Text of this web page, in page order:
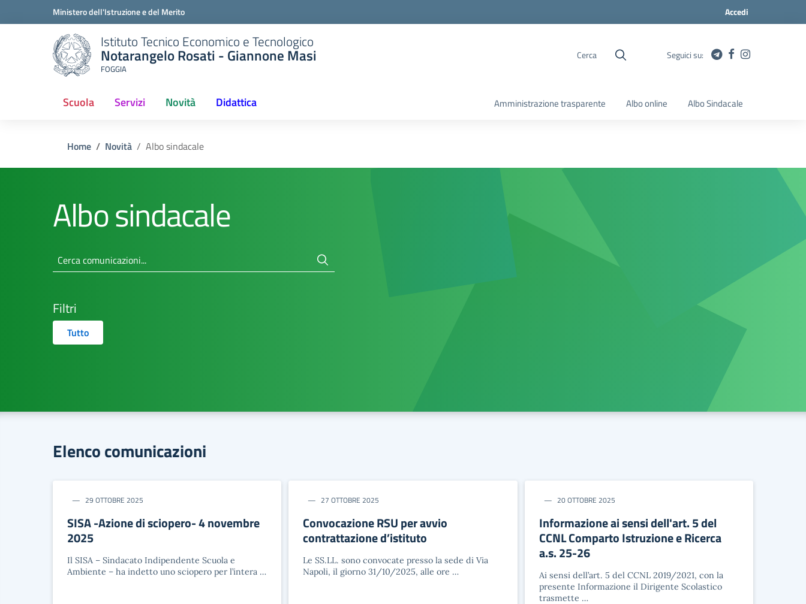
Ministero dell'Istruzione e del Merito Accedi
Istituto Tecnico Economico e Tecnologico
Notarangelo Rosati - Giannone Masi
FOGGIA
Cerca Seguici su:
Scuola Servizi Novità
(current) Didattica Amministrazione trasparente Albo online Albo Sindacale
Home Novità Albo sindacale
Albo sindacale
Cerca comunicazioni...
Filtri
Tutto
Elenco comunicazioni
29 OTTOBRE 2025
SISA -Azione di sciopero- 4 novembre
2025
Il SISA – Sindacato Indipendente Scuola e
Ambiente – ha indetto uno sciopero per l’intera …
27 OTTOBRE 2025
Convocazione RSU per avvio
contrattazione d’istituto
Le SS.LL. sono convocate presso la sede di Via
Napoli, il giorno 31/10/2025, alle ore …
20 OTTOBRE 2025
Informazione ai sensi dell'art. 5 del
CCNL Comparto Istruzione e Ricerca
a.s. 25-26
Ai sensi dell’art. 5 del CCNL 2019/2021, con la
presente Informazione il Dirigente Scolastico
trasmette …